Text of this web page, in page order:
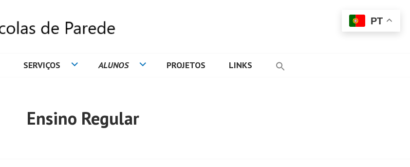
SERVIÇOS ALUNOS PROJETOS LINKS
Ensino Regular
PT